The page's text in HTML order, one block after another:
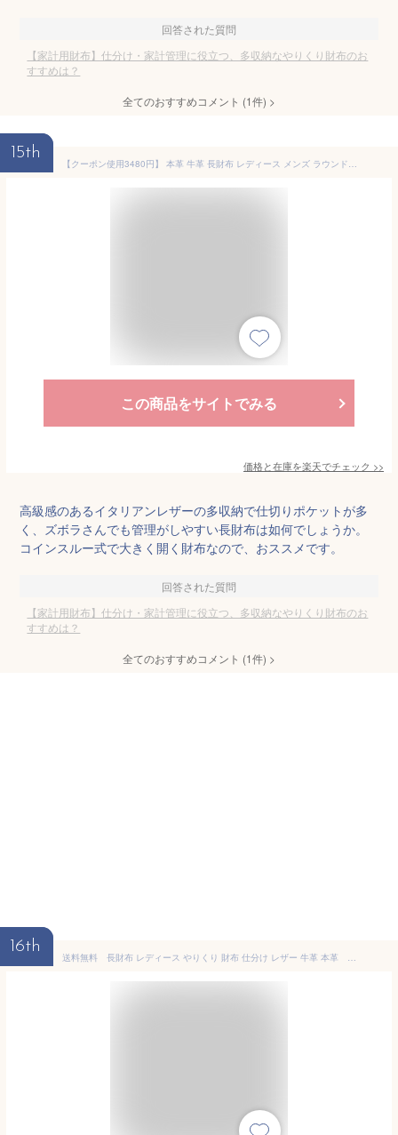
回答された質問
【家計用財布】仕分け・家計管理に役立つ、多収納なやりくり財布のお
すすめは？
全てのおすすめコメント (1件) >
15th
【クーポン使用3480円】 本革 牛革 長財布 レディース メンズ ラウンドファスナー ギャルソン 財布 多機能財布 大容量 大きく開く 実用的 イタリアンレザー メンズ財布 カード収納 じゃばら レシート コインスルー 式 小銭入れ 緑 Dom Teporna Italy 送料無料 対応 L
この商品をサイトでみる
価格と在庫を楽天でチェック >>
高級感のあるイタリアンレザーの多収納で仕切りポケットが多
く、ズボラさんでも管理がしやすい長財布は如何でしょうか。
コインスルー式で大きく開く財布なので、おススメです。
回答された質問
【家計用財布】仕分け・家計管理に役立つ、多収納なやりくり財布のお
すすめは？
全てのおすすめコメント (1件) >
16th
送料無料 長財布 レディース やりくり 財布 仕分け レザー 牛革 本革 プレゼント ギフト ギャルソン財布大人可愛い 大容量 多機能 母の日 誕生日